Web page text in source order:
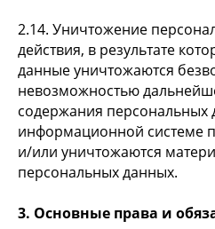
2.14. Уничтожение
действия, в результате
данные уничтожаются
невозможностью
содержания персональных
информационной системе
и/или уничтожаются
персональных данных.
3. Основные права и